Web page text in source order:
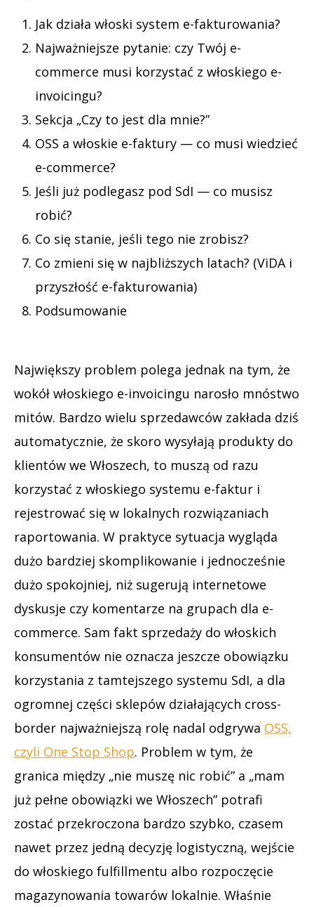
Jak działa włoski system e-fakturowania?
Najważniejsze pytanie: czy Twój e-
commerce musi korzystać z włoskiego e-
invoicingu?
Sekcja „Czy to jest dla mnie?”
OSS a włoskie e-faktury — co musi wiedzieć
e-commerce?
Jeśli już podlegasz pod SdI — co musisz
robić?
Co się stanie, jeśli tego nie zrobisz?
Co zmieni się w najbliższych latach? (ViDA i
przyszłość e-fakturowania)
Podsumowanie
Największy problem polega jednak na tym, że
wokół włoskiego e-invoicingu narosło mnóstwo
mitów. Bardzo wielu sprzedawców zakłada dziś
automatycznie, że skoro wysyłają produkty do
klientów we Włoszech, to muszą od razu
korzystać z włoskiego systemu e-faktur i
rejestrować się w lokalnych rozwiązaniach
raportowania. W praktyce sytuacja wygląda
dużo bardziej skomplikowanie i jednocześnie
dużo spokojniej, niż sugerują internetowe
dyskusje czy komentarze na grupach dla e-
commerce. Sam fakt sprzedaży do włoskich
konsumentów nie oznacza jeszcze obowiązku
korzystania z tamtejszego systemu SdI, a dla
ogromnej części sklepów działających cross-
border najważniejszą rolę nadal odgrywa OSS,
czyli One Stop Shop. Problem w tym, że
granica między „nie muszę nic robić” a „mam
już pełne obowiązki we Włoszech” potrafi
zostać przekroczona bardzo szybko, czasem
nawet przez jedną decyzję logistyczną, wejście
do włoskiego fulfillmentu albo rozpoczęcie
magazynowania towarów lokalnie. Właśnie